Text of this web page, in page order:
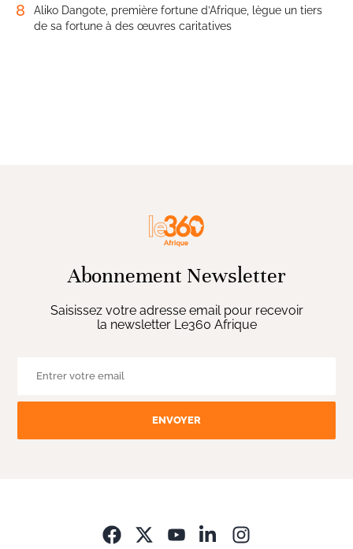
8
Aliko Dangote, première fortune d’Afrique, lègue un tiers
de sa fortune à des œuvres caritatives
Abonnement Newsletter
Saisissez votre adresse email pour recevoir
la newsletter Le360 Afrique
ENVOYER